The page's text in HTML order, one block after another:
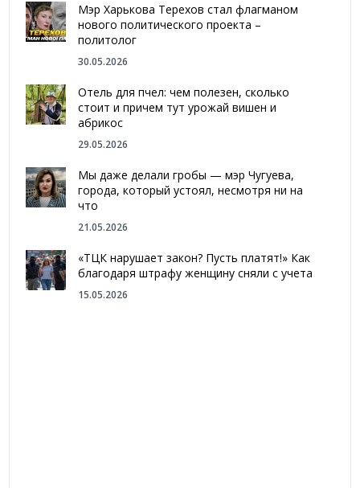
Мэр Харькова Терехов стал флагманом
нового политического проекта –
политолог
30.05.2026
Отель для пчел: чем полезен, сколько
стоит и причем тут урожай вишен и
абрикос
29.05.2026
Мы даже делали гробы — мэр Чугуева,
города, который устоял, несмотря ни на
что
21.05.2026
«ТЦК нарушает закон? Пусть платят!» Как
благодаря штрафу женщину сняли с учета
15.05.2026